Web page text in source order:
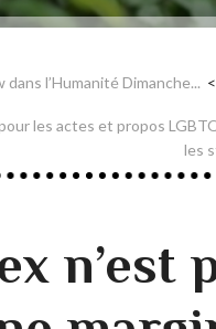
l’Humanité Dimanche...
les actes et propos
les
n’est